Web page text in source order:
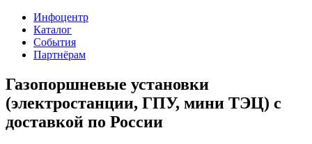
Инфоцентр
Каталог
События
Партнёрам
Газопоршневые установки
(электростанции, ГПУ, мини ТЭЦ) с
доставкой по России